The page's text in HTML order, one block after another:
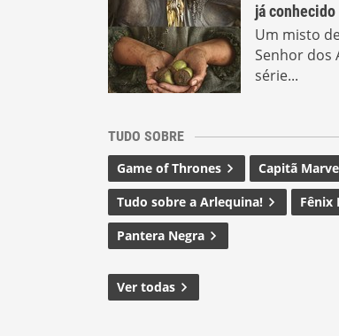
já conhecido
Um misto
Senhor dos
série...
TUDO SOBRE
Game of Thrones
Capitã
Tudo sobre a Arlequina!
Fênix
Pantera Negra
Ver todas